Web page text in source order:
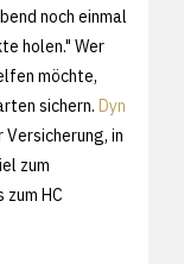
noch einmal
holen." Wer
möchte,
sichern. Dyn
in
zum
HC